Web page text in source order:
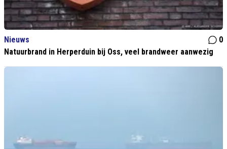
Nieuws
0
Natuurbrand in Herperduin bij Oss, veel brandweer aanwezig